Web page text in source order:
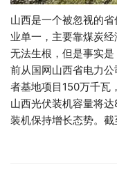
山西是一个被忽视的
业单一，主要靠煤炭
无法生根，但是事实
前从国网山西省电力
者基地项目150万千瓦
山西光伏装机容量将
装机保持增长态势。